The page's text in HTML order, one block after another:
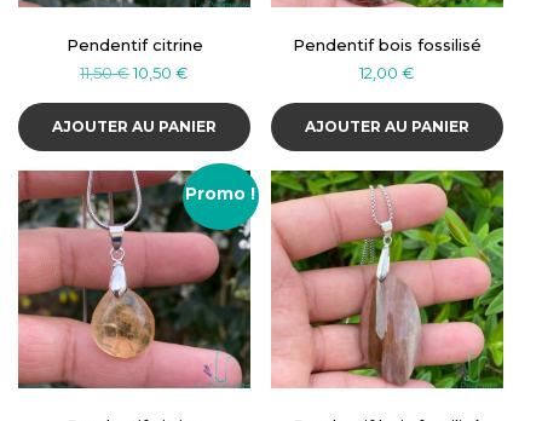
Pendentif citrine
11,50€Le
initial
10,50€
actuel
10,50 €.
AJOUTER AU PANIER
Pendentif bois fossilisé
12,00€
AJOUTER AU PANIER
Promo !